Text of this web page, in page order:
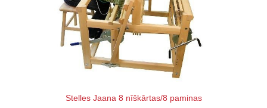
Stelles Jaana 8 nīškārtas/8 paminas